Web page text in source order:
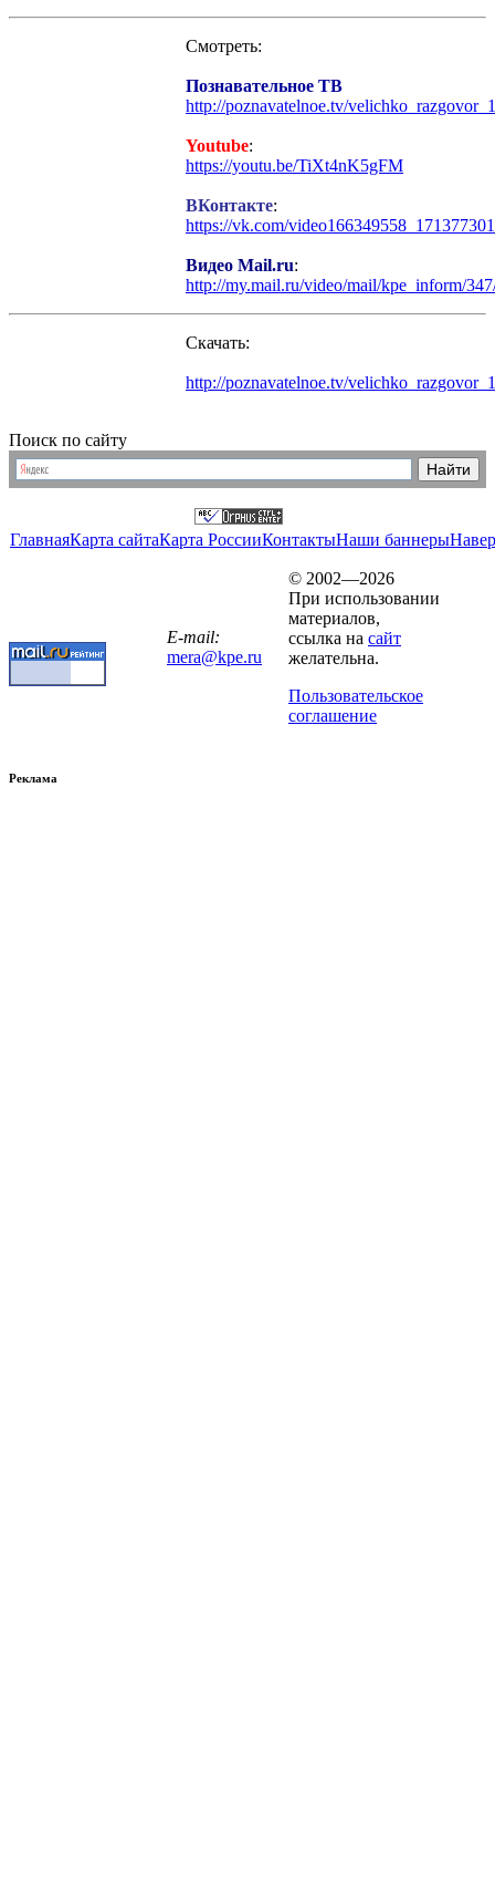
Смотреть:
Познавательное ТВ
http://poznavatelnoe.tv/
Youtube:
https://youtu.be/TiXt4nK5gFM
ВКонтакте:
https://vk.com/video166349558_171377301
Видео Mail.ru:
http://my.mail.ru/video/mail/kpe_inform/
Скачать:
http://poznavatelnoe.tv/
Поиск по сайту
ГлавнаяКарта сайтаКарта РоссииКонтактыНаши баннеры
E-mail:
mera@kpe.ru
© 2002—2026
При использовании
материалов,
ссылка на сайт
желательна.
Пользовательское
соглашение
Реклама